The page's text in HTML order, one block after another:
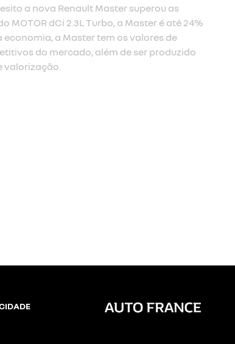
a nova Renault Master superou as
dCi 2.3L Turbo, a Master é até 24%
a Master tem os valores de
do mercado, além de ser produzido
valorização.